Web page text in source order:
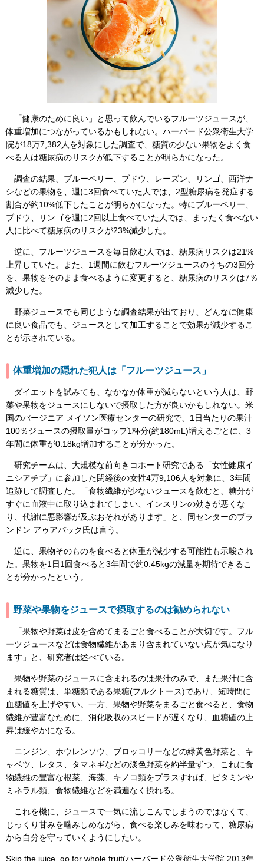
「健康のために良い」と思って飲んでいるフルーツジュースが、
体重増加につながっているかもしれない。ハーバード公衆衛生大学
院が18万7,382人を対象にした調査で、糖質の少ない果物をよく食
べる人は糖尿病のリスクが低下することが明らかになった。
調査の結果、ブルーベリー、ブドウ、レーズン、リンゴ、西洋ナ
シなどの果物を、週に3回食べていた人では、2型糖尿病を発症する
割合が約10%低下したことが明らかになった。特にブルーベリー、
ブドウ、リンゴを週に2回以上食べていた人では、まったく食べない
人に比べて糖尿病のリスクが23%減少した。
逆に、フルーツジュースを毎日飲む人では、糖尿病リスクは21%
上昇していた。また、1週間に飲むフルーツジュースのうちの3回分
を、果物をそのまま食べるように変更すると、糖尿病のリスクは7％
減少した。
野菜ジュースでも同じような調査結果が出ており、どんなに健康
に良い食品でも、ジュースとして加工することで効果が減少するこ
とが示されている。
体重増加の隠れた犯人は「フルーツジュース」
ダイエットを試みても、なかなか体重が減らないという人は、野
菜や果物をジュースにしないで摂取した方が良いかもしれない。米
国のバージニア メイソン医療センターの研究で、1日当たりの果汁
100％ジュースの摂取量がコップ1杯分(約180mL)増えるごとに、3
年間に体重が0.18kg増加することが分かった。
研究チームは、大規模な前向きコホート研究である「女性健康イ
ニシアチブ」に参加した閉経後の女性4万9,106人を対象に、3年間
追跡して調査した。「食物繊維が少ないジュースを飲むと、糖分が
すぐに血液中に取り込まれてしまい、インスリンの効きが悪くな
り、代謝に悪影響が及ぶおそれがあります」と、同センターのブラ
ンドン アゥアバック氏は言う。
逆に、果物そのものを食べると体重が減少する可能性も示唆され
た。果物を1日1回食べると3年間で約0.45kgの減量を期待できるこ
とが分かったという。
野菜や果物をジュースで摂取するのは勧められない
「果物や野菜は皮を含めてまるごと食べることが大切です。フル
ーツジュースなどは食物繊維があまり含まれていない点が気になり
ます」と、研究者は述べている。
果物や野菜のジュースに含まれるのは果汁のみで、また果汁に含
まれる糖質は、単糖類である果糖(フルクトース)であり、短時間に
血糖値を上げやすい。一方、果物や野菜をまるごと食べると、食物
繊維が豊富なために、消化吸収のスピードが遅くなり、血糖値の上
昇は緩やかになる。
ニンジン、ホウレンソウ、ブロッコリーなどの緑黄色野菜と、キ
ャベツ、レタス、タマネギなどの淡色野菜を約半量ずつ、これに食
物繊維の豊富な根菜、海藻、キノコ類をプラスすれば、ビタミンや
ミネラル類、食物繊維などを満遍なく摂れる。
これを機に、ジュースで一気に流しこんでしまうのではなくて、
じっくり甘みを噛みしめながら、食べる楽しみを味わって、糖尿病
から自分を守っていくようにしたい。
Skip the juice, go for whole fruit(ハーバード公衆衛生大学院 2013年